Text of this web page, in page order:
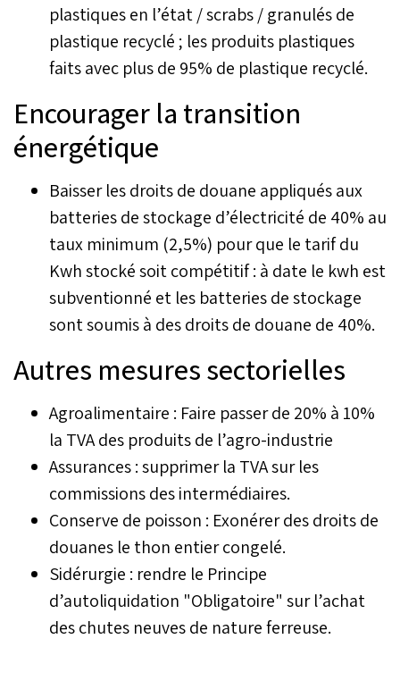
plastiques en l’état / scrabs / granulés de
plastique recyclé ; les produits plastiques
faits avec plus de 95% de plastique recyclé.
Encourager la transition
énergétique
Baisser les droits de douane appliqués aux
batteries de stockage d’électricité de 40% au
taux minimum (2,5%) pour que le tarif du
Kwh stocké soit compétitif : à date le kwh est
subventionné et les batteries de stockage
sont soumis à des droits de douane de 40%.
Autres mesures sectorielles
Agroalimentaire : Faire passer de 20% à 10%
la TVA des produits de l’agro-industrie
Assurances : supprimer la TVA sur les
commissions des intermédiaires.
Conserve de poisson : Exonérer des droits de
douanes le thon entier congelé.
Sidérurgie : rendre le Principe
d’autoliquidation "Obligatoire" sur l’achat
des chutes neuves de nature ferreuse.